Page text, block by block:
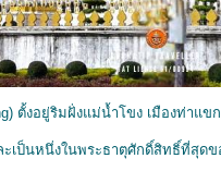
ตั้งอยู่ริมฝั่งแม่น้ำโขง เมืองท่า
ป็นหนึ่งในพระธาตุศักดิ์สิทธิ์ที่สุดข